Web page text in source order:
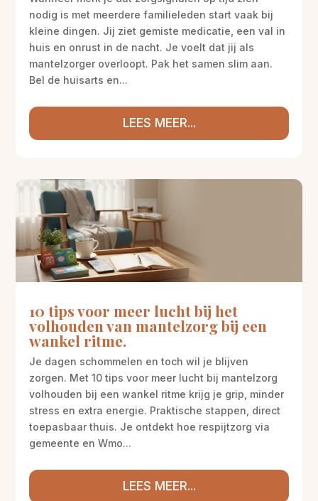
nodig is met meerdere familieleden start vaak bij
kleine dingen. Jij ziet gemiste medicatie, een val in
huis en onrust in de nacht. Je voelt dat jij als
mantelzorger overloopt. Pak het samen slim aan.
Bel de huisarts en...
LEES MEER...
10 tips voor meer lucht bij het
volhouden van mantelzorg bij een
wankel ritme.
Je dagen schommelen en toch wil je blijven
zorgen. Met 10 tips voor meer lucht bij mantelzorg
volhouden bij een wankel ritme krijg je grip, minder
stress en extra energie. Praktische stappen, direct
toepasbaar thuis. Je ontdekt hoe respijtzorg via
gemeente en Wmo...
LEES MEER...